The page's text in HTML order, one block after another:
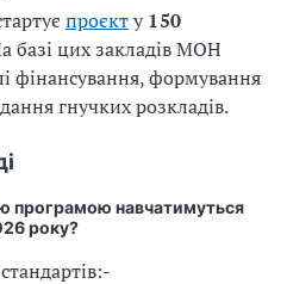
проєкту150
базі цих закладів МОН
фінансування, формування
гнучких розкладів.
програмою навчатимуться
року?
-